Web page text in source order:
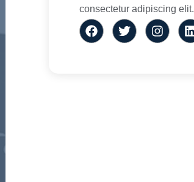
consectetur adipiscing elit.